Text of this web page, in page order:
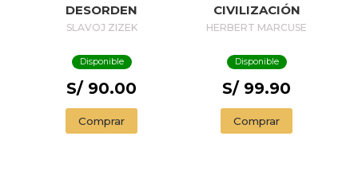
DESORDEN
SLAVOJ ZIZEK
Disponible
S/ 90.00
Comprar
CIVILIZACIÓN
HERBERT MARCUSE
Disponible
S/ 99.90
Comprar